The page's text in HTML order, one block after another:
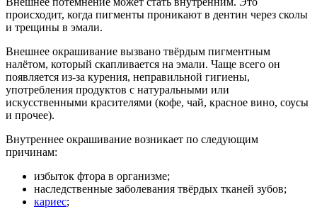
происходит, когда пигменты проникают в дентин через сколы
и трещины в эмали.
Внешнее окрашивание вызвано твёрдым пигментным
налётом, который скапливается на эмали. Чаще всего он
появляется из-за курения, неправильной гигиены,
употребления продуктов с натуральными или
искусственными красителями (кофе, чай, красное вино, соусы
и прочее).
Внутреннее окрашивание возникает по следующим
причинам:
избыток фтора в организме;
наследственные заболевания твёрдых тканей зубов;
кариес;